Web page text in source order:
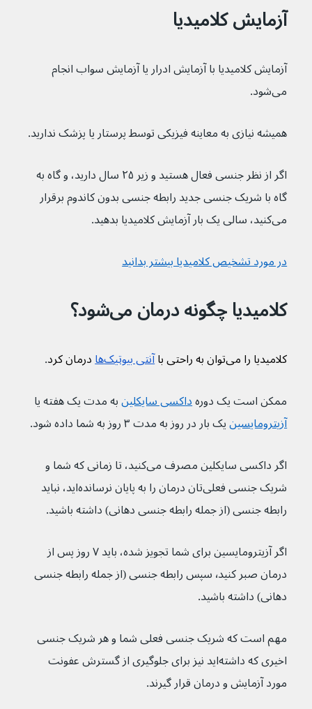
آزمایش کلامیدیا
آزمایش کلامیدیا با آزمایش ادرار یا آزمایش سواب انجام
می‌شود.
همیشه نیازی به معاینه فیزیکی توسط پرستار یا پزشک ندارید.
اگر از نظر جنسی فعال هستید و زیر ۲۵ سال دارید، و گاه به
گاه با شریک جنسی جدید رابطه جنسی بدون کاندوم برقرار
می‌کنید، سالی یک‌ بار آزمایش کلامیدیا بدهید.
در مورد تشخیص کلامیدیا بیشتر بدانید
کلامیدیا چگونه درمان می‌شود؟
کلامیدیا را می‌توان به راحتی با آنتی بیوتیک‌ها درمان کرد.
ممکن است یک دوره داکسی سایکلینبه مدت یک هفته یا
آزیترومایسینیک بار در روز به مدت ۳ روز به شما داده شود.
اگر داکسی سایکلین مصرف می‌کنید، تا زمانی که شما و
شریک جنسی فعلی‌تان درمان را به پایان نرسانده‌اید، نباید
رابطه جنسی (از جمله رابطه جنسی دهانی) داشته باشید.
اگر آزیترومایسین برای شما تجویز شده، باید ۷ روز پس از
درمان صبر کنید٬ سپس رابطه جنسی (از جمله رابطه جنسی
دهانی) داشته باشید.
مهم است که شریک جنسی فعلی شما و هر شریک جنسی
اخیری که داشته‌اید نیز برای جلوگیری از گسترش عفونت
مورد آزمایش و درمان قرار گیرند.